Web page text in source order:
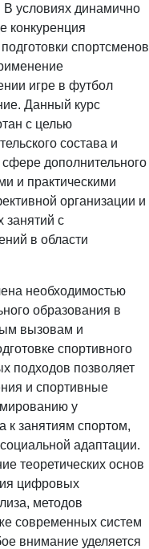
В условиях динамично
конкуренция
спортсменов
игре в футбол
Данный курс
с целью
состава и
дополнительного
и практическими
организации и
занятий с
в области
необходимостью
образования в
вызовам и
спортивного
подходов позволяет
и спортивные
у
к занятиям спортом,
адаптации.
теоретических основ
цифровых
методов
современных систем
внимание уделяется